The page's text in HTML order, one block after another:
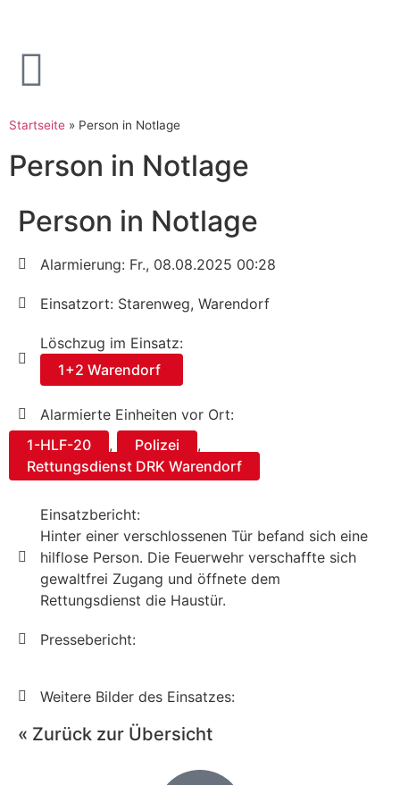
Startseite » Person in Notlage
Person in Notlage
Person in Notlage
Alarmierung: Fr., 08.08.2025 00:28
Einsatzort: Starenweg, Warendorf
Löschzug im Einsatz:
1+2 Warendorf
Alarmierte Einheiten vor Ort:
1-HLF-20
, Polizei
,
Rettungsdienst DRK Warendorf
Einsatzbericht:
Hinter einer verschlossenen Tür befand sich eine
hilflose Person. Die Feuerwehr verschaffte sich
gewaltfrei Zugang und öffnete dem
Rettungsdienst die Haustür.
Pressebericht:
Weitere Bilder des Einsatzes:
« Zurück zur Übersicht